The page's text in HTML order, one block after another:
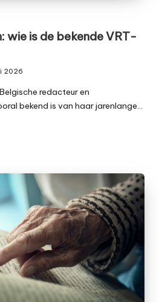
wie is de bekende VRT-
2026
redacteur en
bekend is van haar jarenlange…